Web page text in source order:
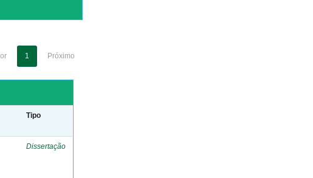
1 Próximo
Tipo
Dissertação